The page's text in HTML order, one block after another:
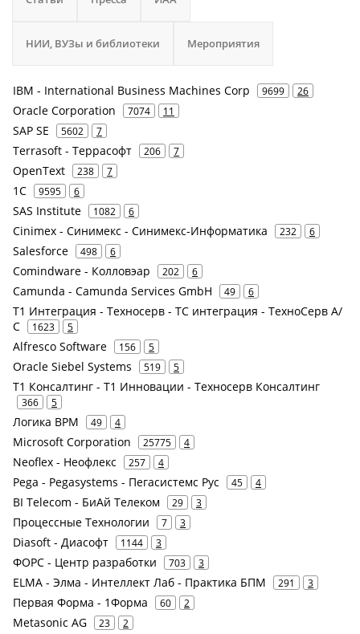
НИИ, ВУЗы и библиотеки Мероприятия
IBM - International Business Machines Corp 9699 26
Oracle Corporation 7074 11
SAP SE 5602 7
Terrasoft - Террасофт 206 7
OpenText 238 7
1С 9595 6
SAS Institute 1082 6
Cinimex - Синимекс - Синимекс-Информатика 232 6
Salesforce 498 6
Comindware - Колловэар 202 6
Camunda - Camunda Services GmbH 49 6
Т1 Интеграция - Техносерв - ТС интеграция - ТехноСерв А/
С
1623 5
Alfresco Software 156 5
Oracle Siebel Systems 519 5
Т1 Консалтинг - Т1 Инновации - Техносерв Консалтинг
366 5
Логика BPM 49 4
Microsoft Corporation 25775 4
Neoflex - Неофлекс 257 4
Pega - Pegasystems - Пегасистемс Рус 45 4
BI Telecom - БиАй Телеком 29 3
Процессные Технологии 7 3
Diasoft - Диасофт 1144 3
ФОРС - Центр разработки 703 3
ELMA - Элма - Интеллект Лаб - Практика БПМ 291 3
Первая Форма - 1Форма 60 2
Metasonic AG 23 2